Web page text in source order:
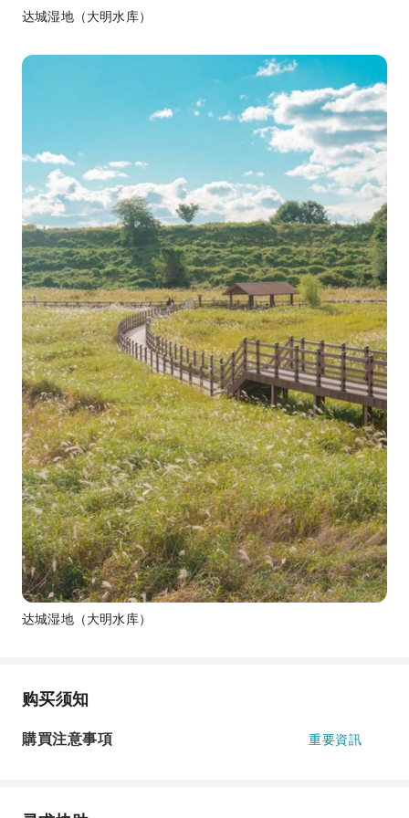
达城湿地（大明水库）
达城湿地（大明水库）
购买须知
購買注意事項 重要資訊